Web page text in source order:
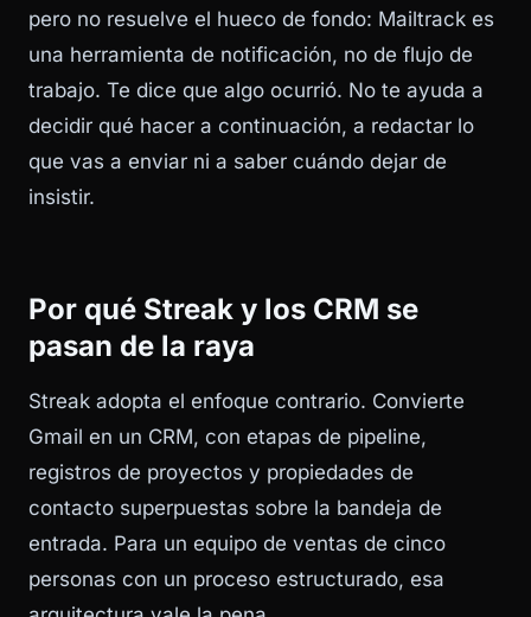
pero no resuelve el hueco de fondo: Mailtrack es
una herramienta de notificación, no de flujo de
trabajo. Te dice que algo ocurrió. No te ayuda a
decidir qué hacer a continuación, a redactar lo
que vas a enviar ni a saber cuándo dejar de
insistir.
Por qué Streak y los CRM se
pasan de la raya
Streak adopta el enfoque contrario. Convierte
Gmail en un CRM, con etapas de pipeline,
registros de proyectos y propiedades de
contacto superpuestas sobre la bandeja de
entrada. Para un equipo de ventas de cinco
personas con un proceso estructurado, esa